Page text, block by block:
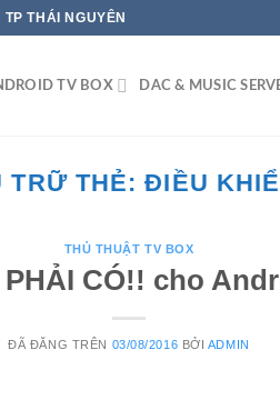
THÁI NGUYÊN
TV BOX DAC & MUSIC
TRỮ THẺ:ĐIỀU
THỦ THUẬT TV BOX
PHẢI CÓ!! cho
ĐÃ ĐĂNG TRÊN 03/08/2016 BỞI ADMIN